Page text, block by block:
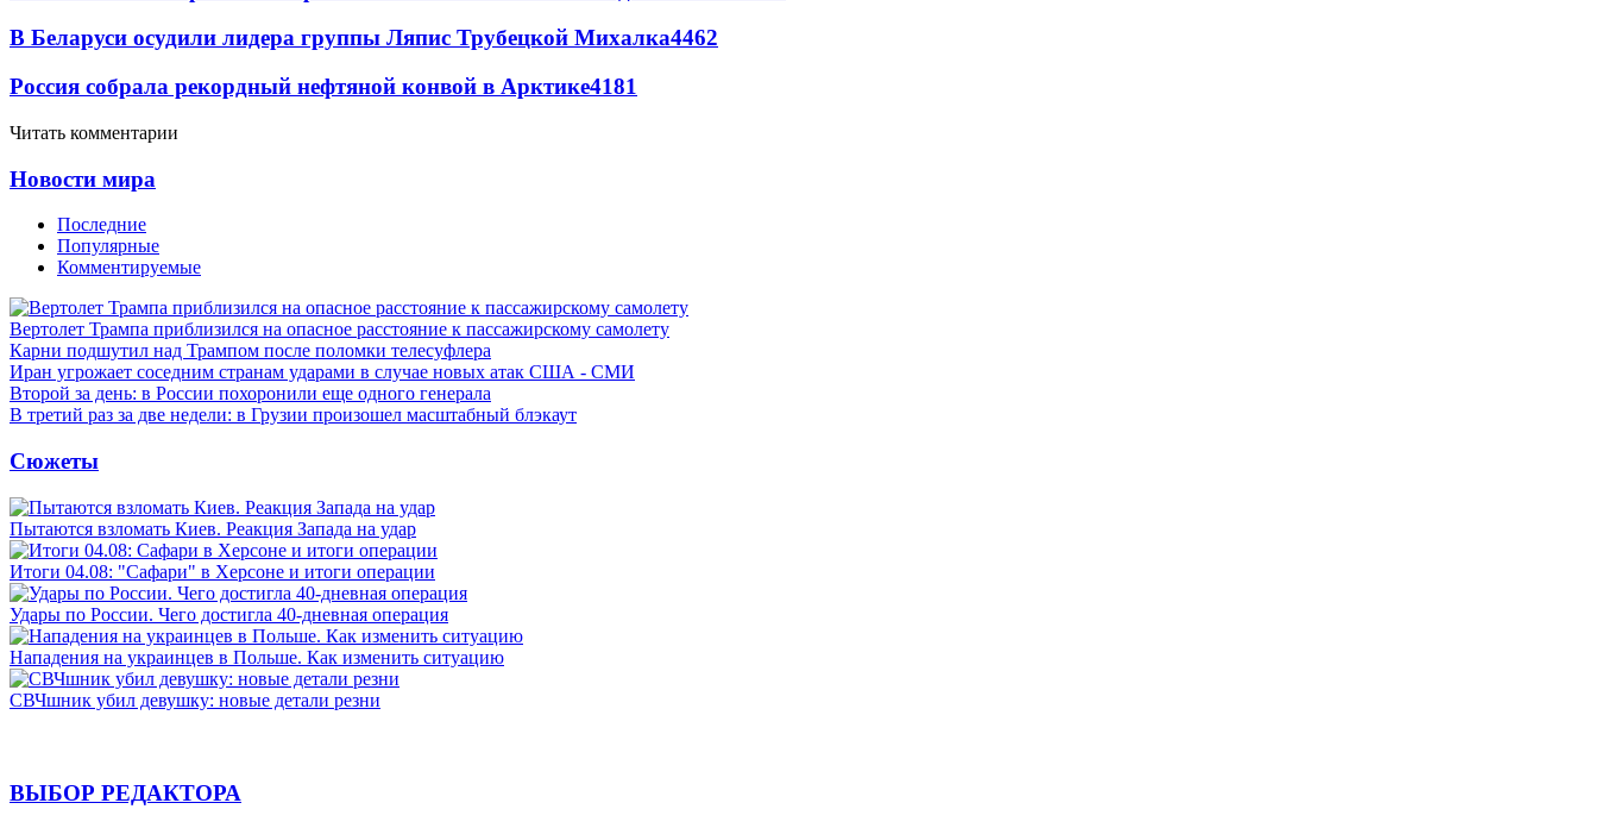
В Беларуси осудили лидера группы Ляпис Трубецкой Михалка4462
Россия собрала рекордный нефтяной конвой в Арктике4181
Читать комментарии
Новости мира
Последние
Популярные
Комментируемые
Вертолет Трампа приблизился на опасное расстояние к пассажирскому самолету
Карни подшутил над Трампом после поломки телесуфлера
Иран угрожает соседним странам ударами в случае новых атак США - СМИ
Второй за день: в России похоронили еще одного генерала
В третий раз за две недели: в Грузии произошел масштабный блэкаут
Сюжеты
Пытаются взломать Киев. Реакция Запада на удар
Итоги 04.08: "Сафари" в Херсоне и итоги операции
Удары по России. Чего достигла 40-дневная операция
Нападения на украинцев в Польше. Как изменить ситуацию
СВЧшник убил девушку: новые детали резни
ВЫБОР РЕДАКТОРА